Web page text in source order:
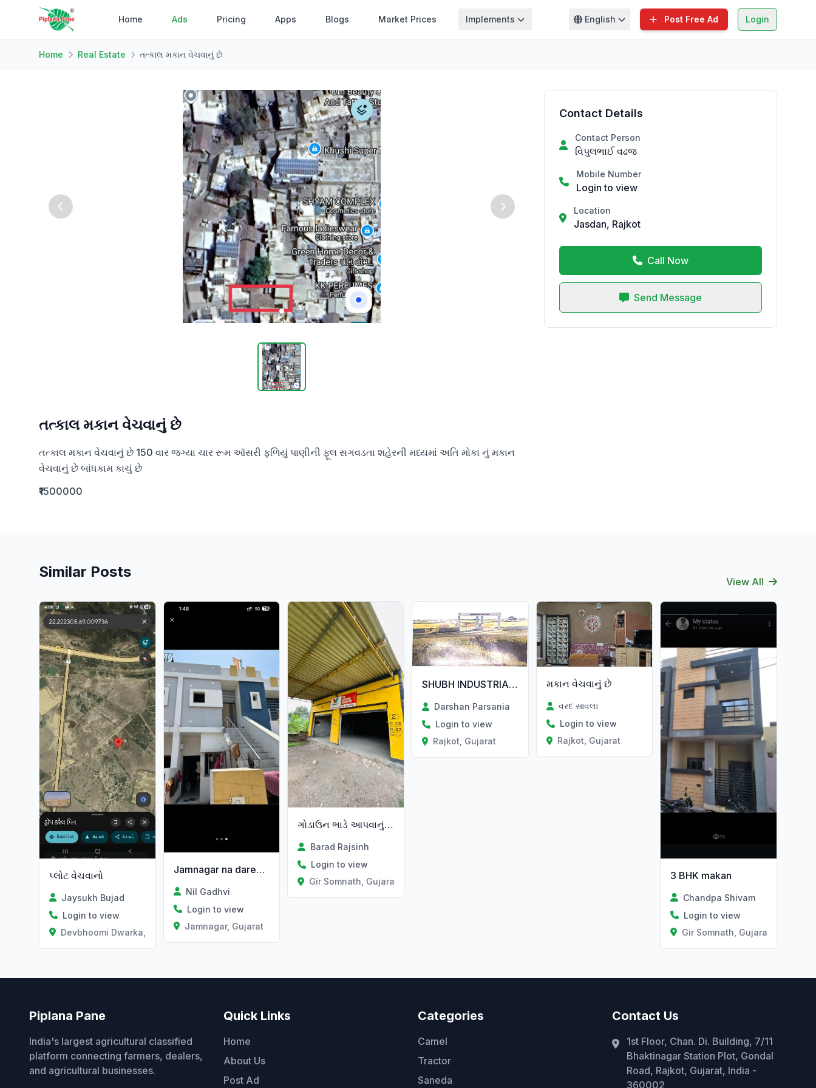
Home Ads Pricing Apps Blogs Market Prices Implements English Post Free Ad Login
Home Real Estate તત્કાલ મકાન વેચવાનું છે
તત્કાલ મકાન વેચવાનું છે
તત્કાલ મકાન વેચવાનું છે 150 વાર જગ્યા ચાર રૂમ ઑસરી ફળિયું પાણીની ફૂલ સગવડતા શહેરની મધ્યમાં અતિ મોકા નું મકાન
વેચવાનું છે બાંધકામ કાચું છે
₹1500000
Contact Details
Contact Person
વિપુલભાઈ વઢજ
Mobile Number
Login to view
Location
Jasdan, Rajkot
Call Now
Send Message
Similar Posts
View All
પ્લોટ વેચવાનો
Jaysukh Bujad
Login to view
Devbhoomi Dwarka, Gujarat
Jamnagar na dared na sardarnagar ma makan vechvanu 6e
Nil Gadhvi
Login to view
Jamnagar, Gujarat
ગોડાઉન ભાડે આપવાનું છે
Barad Rajsinh
Login to view
Gir Somnath, Gujarat
SHUBH INDUSTRIAL RAJKOT MAKHAVAD
Darshan Parsania
Login to view
Rajkot, Gujarat
મકાન વેચવાનું છે
વરદ સાવલા
Login to view
Rajkot, Gujarat
3 BHK makan
Chandpa Shivam
Login to view
Gir Somnath, Gujarat
Piplana Pane
India's largest agricultural classified
platform connecting farmers, dealers,
and agricultural businesses.
Quick Links
Home
About Us
Post Ad
Categories
Camel
Tractor
Saneda
Contact Us
1st Floor, Chan. Di. Building, 7/11
Bhaktinagar Station Plot, Gondal
Road, Rajkot, Gujarat, India -
360002